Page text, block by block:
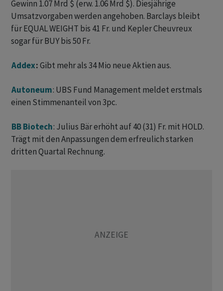
Gewinn 1.07 Mrd $ (erw. 1.06 Mrd $). Diesjährige
Umsatzvorgaben werden angehoben. Barclays bleibt
für EQUAL WEIGHT bis 41 Fr. und Kepler Cheuvreux
sogar für BUY bis 50 Fr.
Addex:Gibt mehr als 34 Mio neue Aktien aus.
Autoneum: UBS Fund Management meldet erstmals
einen Stimmenanteil von 3pc.
BB Biotech: Julius Bär erhöht auf 40 (31) Fr. mit HOLD.
Trägt mit den Anpassungen dem erfreulich starken
dritten Quartal Rechnung.